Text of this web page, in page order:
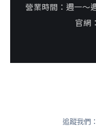
營業時間：週一～
官網
追蹤我們：